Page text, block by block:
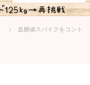
血糖値スパイクをコント